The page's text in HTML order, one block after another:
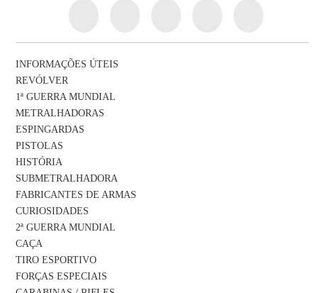
INFORMAÇÕES ÚTEIS
REVÓLVER
1ª GUERRA MUNDIAL
METRALHADORAS
ESPINGARDAS
PISTOLAS
HISTÓRIA
SUBMETRALHADORA
FABRICANTES DE ARMAS
CURIOSIDADES
2ª GUERRA MUNDIAL
CAÇA
TIRO ESPORTIVO
FORÇAS ESPECIAIS